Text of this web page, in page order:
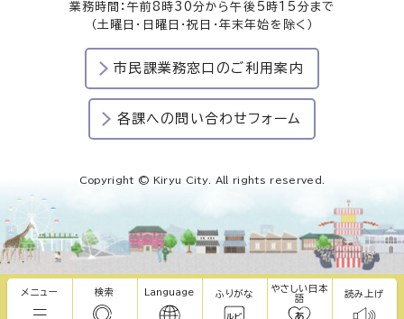
メニュー 検索 Language ふりがな
やさしい日本
語
読み上げ
業務時間：午前8時30分から午後5時15分まで
（土曜日・日曜日・祝日・年末年始を除く）
市民課業務窓口のご利用案内
各課への問い合わせフォーム
Copyright © Kiryu City. All rights reserved.